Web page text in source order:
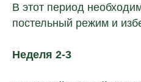
В этот период
постельный режим и
Неделя 2-3